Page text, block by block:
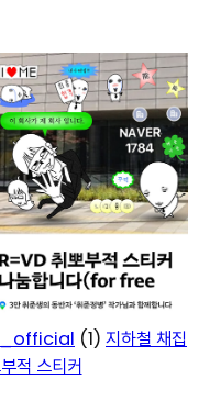
(1) 지하철 채집
적 스티커